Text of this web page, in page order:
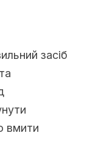
засіб
вмити